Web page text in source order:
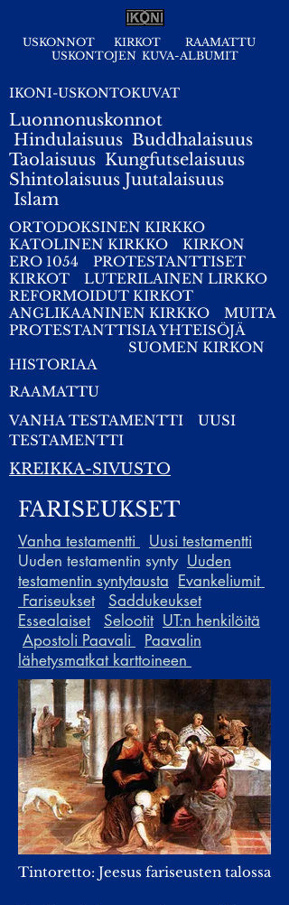
USKONNOT KIRKOT
RAAMATTU
USKONTOJEN KUVA-ALBUMIT
IKONI-USKONTOKUVAT
Luonnonuskonnot
Hindulaisuus Buddhalaisuus
Taolaisuus Kungfutselaisuus
Shintolaisuus Juutalaisuus
Islam
ORTODOKSINEN KIRKKO
KATOLINEN KIRKKO
KIRKON
ERO 1054
PROTESTANTTISET
KIRKOT
LUTERILAINEN LIRKKO
REFORMOIDUT KIRKOT
ANGLIKAANINEN KIRKKO
MUITA
PROTESTANTTISIA YHTEISÖJÄ
SUOMEN KIRKON
HISTORIAA
RAAMATTU
VANHA TESTAMENTTI
UUSI
TESTAMENTTI
KREIKKA-SIVUSTO
FARISEUKSET
Vanha testamentti
Uusi testamentti
Uuden testamentin synty Uuden
testamentin syntytausta Evankeliumit
Fariseukset
Saddukeukset
Essealaiset
Selootit UT:n henkilöitä
Apostoli Paavali
Paavalin
lähetysmatkat karttoineen
Tintoretto: Jeesus fariseusten talossa